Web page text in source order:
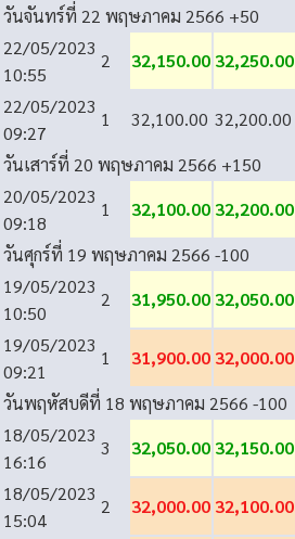
วันจันทร์ที่ 22 พฤษภาคม 2566 +50
22/05/2023
10:55
2 32,150.00 32,250.00
22/05/2023
09:27
1 32,100.00 32,200.00
วันเสาร์ที่ 20 พฤษภาคม 2566 +150
20/05/2023
09:18
1 32,100.00 32,200.00
วันศุกร์ที่ 19 พฤษภาคม 2566 -100
19/05/2023
10:50
2 31,950.00 32,050.00
19/05/2023
09:21
1 31,900.00 32,000.00
วันพฤหัสบดีที่ 18 พฤษภาคม 2566 -100
18/05/2023
16:16
3 32,050.00 32,150.00
18/05/2023
15:04
2 32,000.00 32,100.00